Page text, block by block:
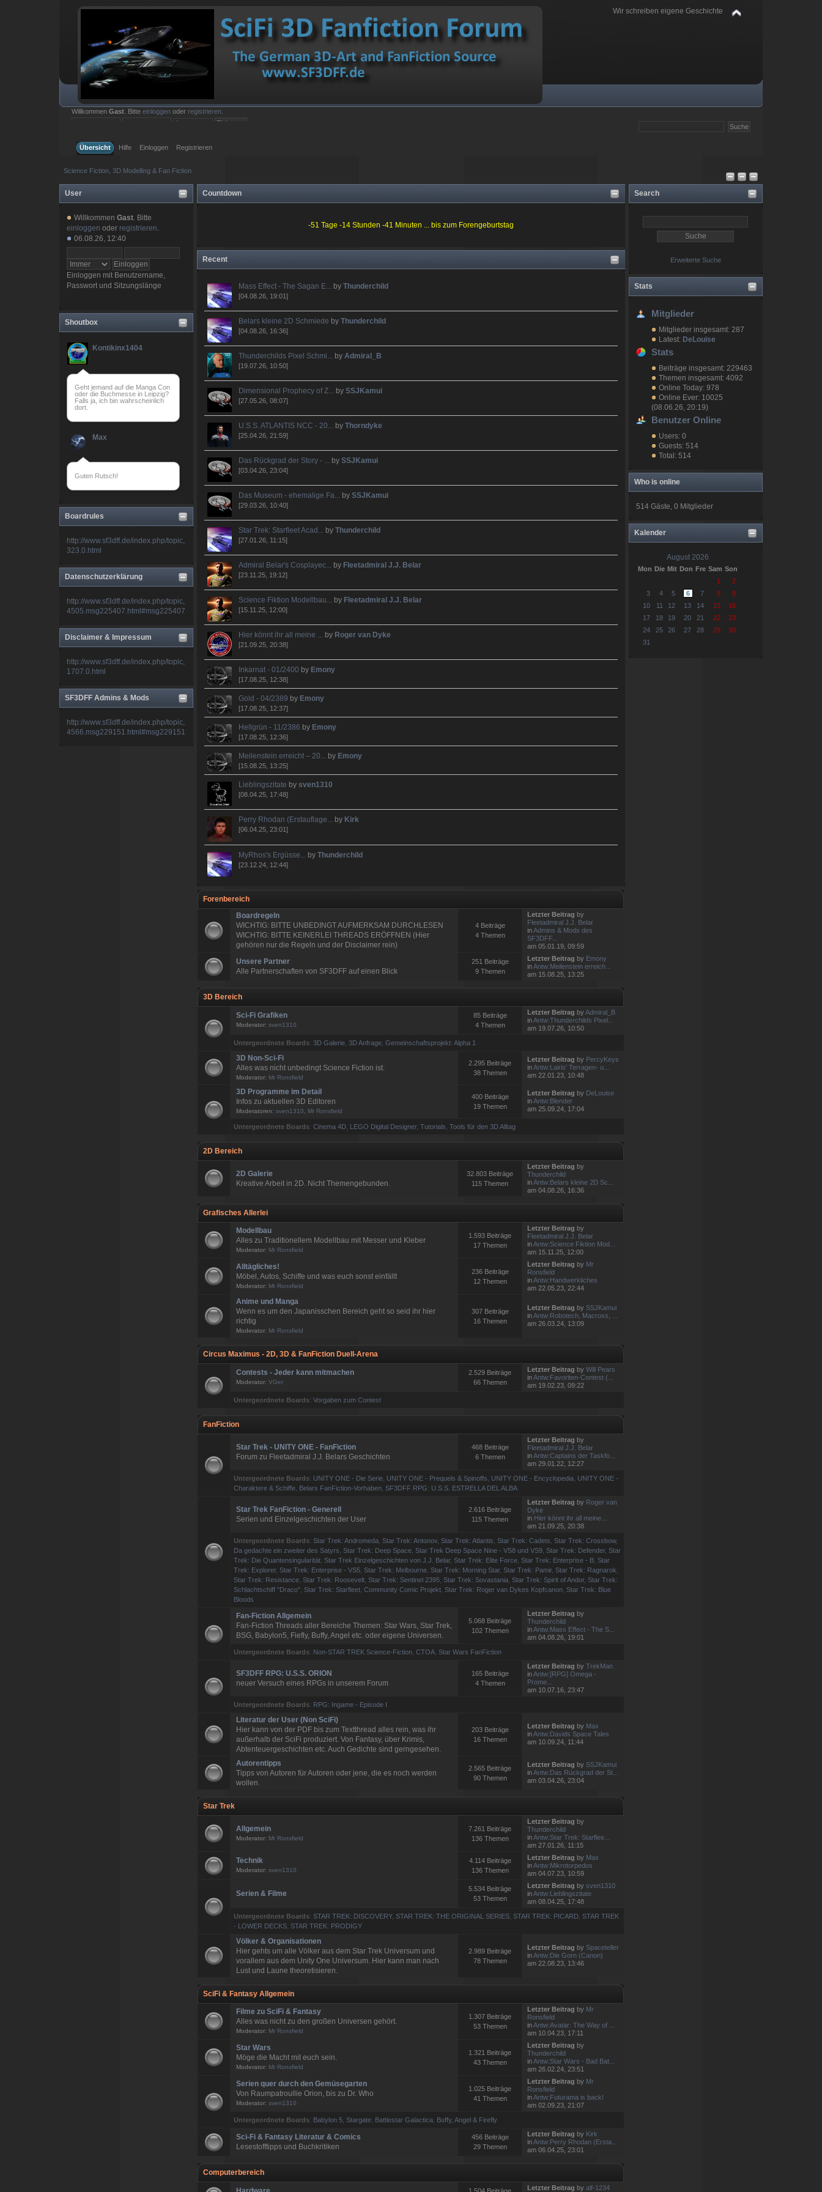
Wir schreiben eigene Geschichte
WillkommenGast . Bitteeinloggen oder registrieren
Übersicht
Hilfe Einloggen Registrieren
Science Fiction, 3D Modelling & Fan Fiction
User
WillkommenGast . Bitte
einloggen oder registrieren
06.08.26, 12:40
Einloggen mit Benutzername,
Passwort und Sitzungslänge
Shoutbox
Kontikinx1404
Geht jemand auf die Manga Con
oder die Buchmesse in Leipzig?
Falls ja, ich bin wahrscheinlich
dort.
Max
Guten Rutsch!
deciever
aye aye
Fleetadmiral J.J. Belar
Habs gesehen, ich antworte am
@belar du hast ne pm
Boardrules
http://www.sf3dff.de/index.php/topic,
323.0.html
Datenschutzerklärung
http://www.sf3dff.de/index.php/topic,
4505.msg225407.html#msg225407
Disclaimer & Impressum
http://www.sf3dff.de/index.php/topic,
1707.0.html
SF3DFF Admins & Mods
http://www.sf3dff.de/index.php/topic,
4566.msg229151.html#msg229151
Search
Erweiterte Suche
Stats
Mitglieder
Mitglieder insgesamt: 287
Latest: DeLouise
Stats
Beiträge insgesamt: 229463
Themen insgesamt: 4092
Online Today: 978
Online Ever: 10025
(08.06.26, 20:19)
Benutzer Online
Users: 0
Guests: 514
Total: 514
Who is online
514 Gäste, 0 Mitglieder
Kalender
August 2026
Mon Die Mit Don Fre Sam Son
1
2
3
4 5 6 7 8
9
10
11 12 13 14 15
16
17
18 19 20 21 22
23
24
25 26 27 28 29
30
31
Countdown
-51 Tage -14 Stunden -41 Minuten ... bis zum Forengeburtstag
Recent
Mass Effect - The Sagan E... byThunderchild
[04.08.26, 19:01]
Belars kleine 2D Schmiede byThunderchild
[04.08.26, 16:36]
Thunderchilds Pixel Schmi... by Admiral_B
[19.07.26, 10:50]
Dimensional Prophecy of Z... bySSJKamui
[27.05.26, 08:07]
U.S.S. ATLANTIS NCC - 20... byThorndyke
[25.04.26, 21:59]
Das Rückgrad der Story - ... bySSJKamui
[03.04.26, 23:04]
Das Museum - ehemalige Fa... bySSJKamui
[29.03.26, 10:40]
Star Trek: Starfleet Acad... byThunderchild
[27.01.26, 11:15]
Admiral Belar's Cosplayec... by Fleetadmiral J.J. Belar
[23.11.25, 19:12]
Science Fiktion Modellbau... by Fleetadmiral J.J. Belar
[15.11.25, 12:00]
Hier könnt ihr all meine ... by Roger van Dyke
[21.09.25, 20:38]
Inkarnat - 01/2400 by Emony
[17.08.25, 12:38]
Gold - 04/2389 by Emony
[17.08.25, 12:37]
Hellgrün - 11/2386 by Emony
[17.08.25, 12:36]
Meilenstein erreicht – 20... by Emony
[15.08.25, 13:25]
Lieblingszitate bysven1310
[08.04.25, 17:48]
Perry Rhodan (Erstauflage... by Kirk
[06.04.25, 23:01]
MyRhos's Ergüsse... byThunderchild
[23.12.24, 12:44]
Forenbereich
Boardregeln
WICHTIG: BITTE UNBEDINGT AUFMERKSAM DURCHLESEN
WICHTIG: BITTE KEINERLEI THREADS ERÖFFNEN (Hier
gehören nur die Regeln und der Disclaimer rein)
4 Beiträge
4 Themen
Letzter Beitrag by
Fleetadmiral J.J. Belar
inAdmins & Mods des
SF3DFF...
am 05.01.19, 09:59
Unsere Partner
Alle Partnerschaften von SF3DFF auf einen Blick
251 Beiträge
9 Themen
Letzter Beitrag by Emony
inAntw:Meilenstein erreich...
am 15.08.25, 13:25
3D Bereich
Sci-Fi Grafiken
Moderator:sven1310
85 Beiträge
4 Themen
Letzter Beitrag byAdmiral_B
inAntw:Thunderchilds Pixel...
am 19.07.26, 10:50
Untergeordnete Boards:3D Galerie ,3D Anfrage ,Gemeinschaftsprojekt: Alpha 1
3D Non-Sci-Fi
Alles was nicht unbedingt Science Fiction ist.
Moderator: Mr Ronsfield
2.295 Beiträge
38 Themen
Letzter Beitrag by PercyKeys
inAntw:Lairis' Terragen- u...
am 22.01.23, 10:48
3D Programme im Detail
Infos zu aktuellen 3D Editoren
Moderatoren:sven1310 Mr Ronsfield
400 Beiträge
19 Themen
Letzter Beitrag by DeLouise
inAntw:Blender
am 25.09.24, 17:04
Untergeordnete Boards:Cinema 4D LEGO Digital Designer,Tutorials ,Tools für den 3D Alltag
2D Bereich
2D Galerie
Kreative Arbeit in 2D. Nicht Themengebunden.
32.803 Beiträge
115 Themen
Letzter Beitrag by
Thunderchild
inAntw:Belars kleine 2D Sc...
am 04.08.26, 16:36
Grafisches Allerlei
Modellbau
Alles zu Traditionellem Modellbau mit Messer und Kleber
Moderator: Mr Ronsfield
1.593 Beiträge
17 Themen
Letzter Beitrag by
Fleetadmiral J.J. Belar
inAntw:Science Fiktion Mod...
am 15.11.25, 12:00
Alltägliches!
Möbel, Autos, Schiffe und was euch sonst einfällt
Moderator: Mr Ronsfield
236 Beiträge
12 Themen
Letzter Beitrag by Mr
Ronsfield
inAntw:Handwerkliches
am 22.05.23, 22:44
Anime und Manga
Wenn es um den Japanisschen Bereich geht so seid ihr hier
richtig
Moderator: Mr Ronsfield
307 Beiträge
16 Themen
Letzter Beitrag by SSJKamui
inAntw:Robotech, Macross, ...
am 26.03.24, 13:09
Circus Maximus - 2D, 3D & FanFiction Duell-Arena
Contests - Jeder kann mitmachen
Moderator:VGer
2.529 Beiträge
66 Themen
Letzter Beitrag by Will Pears
inAntw:Favoriten-Contest (...
am 19.02.23, 09:22
Untergeordnete Boards:Vorgaben zum Contest
FanFiction
Star Trek - UNITY ONE - FanFiction
Forum zu Fleetadmiral J.J. Belars Geschichten
468 Beiträge
6 Themen
Letzter Beitrag by
Fleetadmiral J.J. Belar
inAntw:Captains der Taskfo...
am 29.01.22, 12:27
Untergeordnete Boards: UNITY ONE - Die Serie UNITY ONE - Prequels & Spinoffs UNITY ONE - Encyclopedia UNITY ONE -
Charaktere & Schiffe Belars FanFiction-Vorhaben ,SF3DFF RPG: U.S.S. ESTRELLA DEL ALBA
Star Trek FanFiction - Generell
Serien und Einzelgeschichten der User
2.616 Beiträge
115 Themen
Letzter Beitrag by Roger van
Dyke
in Hier könnt ihr all meine...
am 21.09.25, 20:38
Untergeordnete Boards:Star Trek: Andromeda ,Star Trek: Antonov,Star Trek: Atlantis ,Star Trek: Cadets ,Star Trek: Crossbow,
Da gedachte ein zweiter des Satyrs ,Star Trek: Deep Space ,Star Trek Deep Space Nine - VS8 und VS9 ,Star Trek: Defender,Star
Trek: Die Quantensingularität ,Star Trek Einzelgeschichten von J.J. Belar,Star Trek: Elite Force ,Star Trek: Enterprise - B ,Star
Trek: Explorer,Star Trek: Enterprise - VS5 ,Star Trek: Melbourne ,Star Trek: Morning Star,Star Trek: Pamir,Star Trek: Ragnarok
Star Trek: Resistance ,Star Trek: Roosevelt ,Star Trek: Sentinel 2395 ,Star Trek: Sovastania ,Star Trek: Spirit of Andor,Star Trek:
Schlachtschiff "Draco" ,Star Trek: Starfleet ,Community Comic Projekt ,Star Trek: Roger van Dykes Kopfcanon ,Star Trek: Blue
Bloods
Fan-Fiction Allgemein
Fan-Fiction Threads aller Bereiche Themen: Star Wars, Star Trek,
BSG, Babylon5, Fiefly, Buffy, Angel etc. oder eigene Universen.
5.068 Beiträge
102 Themen
Letzter Beitrag by
Thunderchild
inAntw:Mass Effect - The S...
am 04.08.26, 19:01
Untergeordnete Boards: Non-STAR TREK Science-Fiction ,CTOA ,Star Wars FanFiction
SF3DFF RPG: U.S.S. ORION
neuer Versuch eines RPGs in unserem Forum
165 Beiträge
4 Themen
Letzter Beitrag by TrekMan
inAntw:[RPG] Omega -
Prome...
am 10.07.16, 23:47
Untergeordnete Boards: RPG: Ingame - Episode I
Literatur der User (Non SciFi)
Hier kann von der PDF bis zum Textthread alles rein, was ihr
außerhalb der SciFi produziert. Von Fantasy, über Krimis,
Abtenteuergeschichten etc. Auch Gedichte sind gerngesehen.
203 Beiträge
16 Themen
Letzter Beitrag by Max
inAntw:Davids Space Tales
am 10.09.24, 11:44
Autorentipps
Tipps von Autoren für Autoren oder jene, die es noch werden
wollen.
2.565 Beiträge
90 Themen
Letzter Beitrag by SSJKamui
inAntw:Das Rückgrad der St...
am 03.04.26, 23:04
Star Trek
Allgemein
Moderator: Mr Ronsfield
7.261 Beiträge
136 Themen
Letzter Beitrag by
Thunderchild
inAntw:Star Trek: Starflee...
am 27.01.26, 11:15
Technik
Moderator:sven1310
4.114 Beiträge
136 Themen
Letzter Beitrag by Max
inAntw:Mikrotorpedos
am 04.07.23, 10:59
Serien & Filme
5.534 Beiträge
53 Themen
Letzter Beitrag by sven1310
inAntw:Lieblingszitate
am 08.04.25, 17:48
Untergeordnete Boards:STAR TREK: DISCOVERY,STAR TREK: THE ORIGINAL SERIES ,STAR TREK: PICARD ,STAR TREK
- LOWER DECKS ,STAR TREK: PRODIGY
Völker & Organisationen
Hier gehts um alle Völker aus dem Star Trek Universum und
vorallem aus dem Unity One Universum. Hier kann man nach
Lust und Laune theoretisieren.
2.989 Beiträge
78 Themen
Letzter Beitrag by Spaceteller
inAntw:Die Gorn (Canon)
am 22.08.23, 13:46
SciFi & Fantasy Allgemein
Filme zu SciFi & Fantasy
Alles was nicht zu den großen Universen gehört.
Moderator: Mr Ronsfield
1.307 Beiträge
53 Themen
Letzter Beitrag by Mr
Ronsfield
inAntw:Avatar: The Way of ...
am 10.04.23, 17:11
Star Wars
Möge die Macht mit euch sein.
Moderator: Mr Ronsfield
1.321 Beiträge
43 Themen
Letzter Beitrag by
Thunderchild
inAntw:Star Wars - Bad Bat...
am 26.02.24, 23:51
Serien quer durch den Gemüsegarten
Von Raumpatroullie Orion, bis zu Dr. Who
Moderator:sven1310
1.025 Beiträge
41 Themen
Letzter Beitrag by Mr
Ronsfield
inAntw:Futurama is back!
am 02.09.23, 21:07
Untergeordnete Boards: Babylon 5 ,Stargate Battlestar Galactica Buffy, Angel & Firefly
Sci-Fi & Fantasy Literatur & Comics
Lesestofftipps und Buchkritiken
456 Beiträge
29 Themen
Letzter Beitrag by Kirk
inAntw:Perry Rhodan (Ersta...
am 06.04.25, 23:01
Computerbereich
Letzter Beitrag by alf-1234